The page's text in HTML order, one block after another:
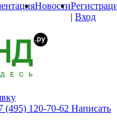
Новости
| Вход
(495) 120-70-62 Написать